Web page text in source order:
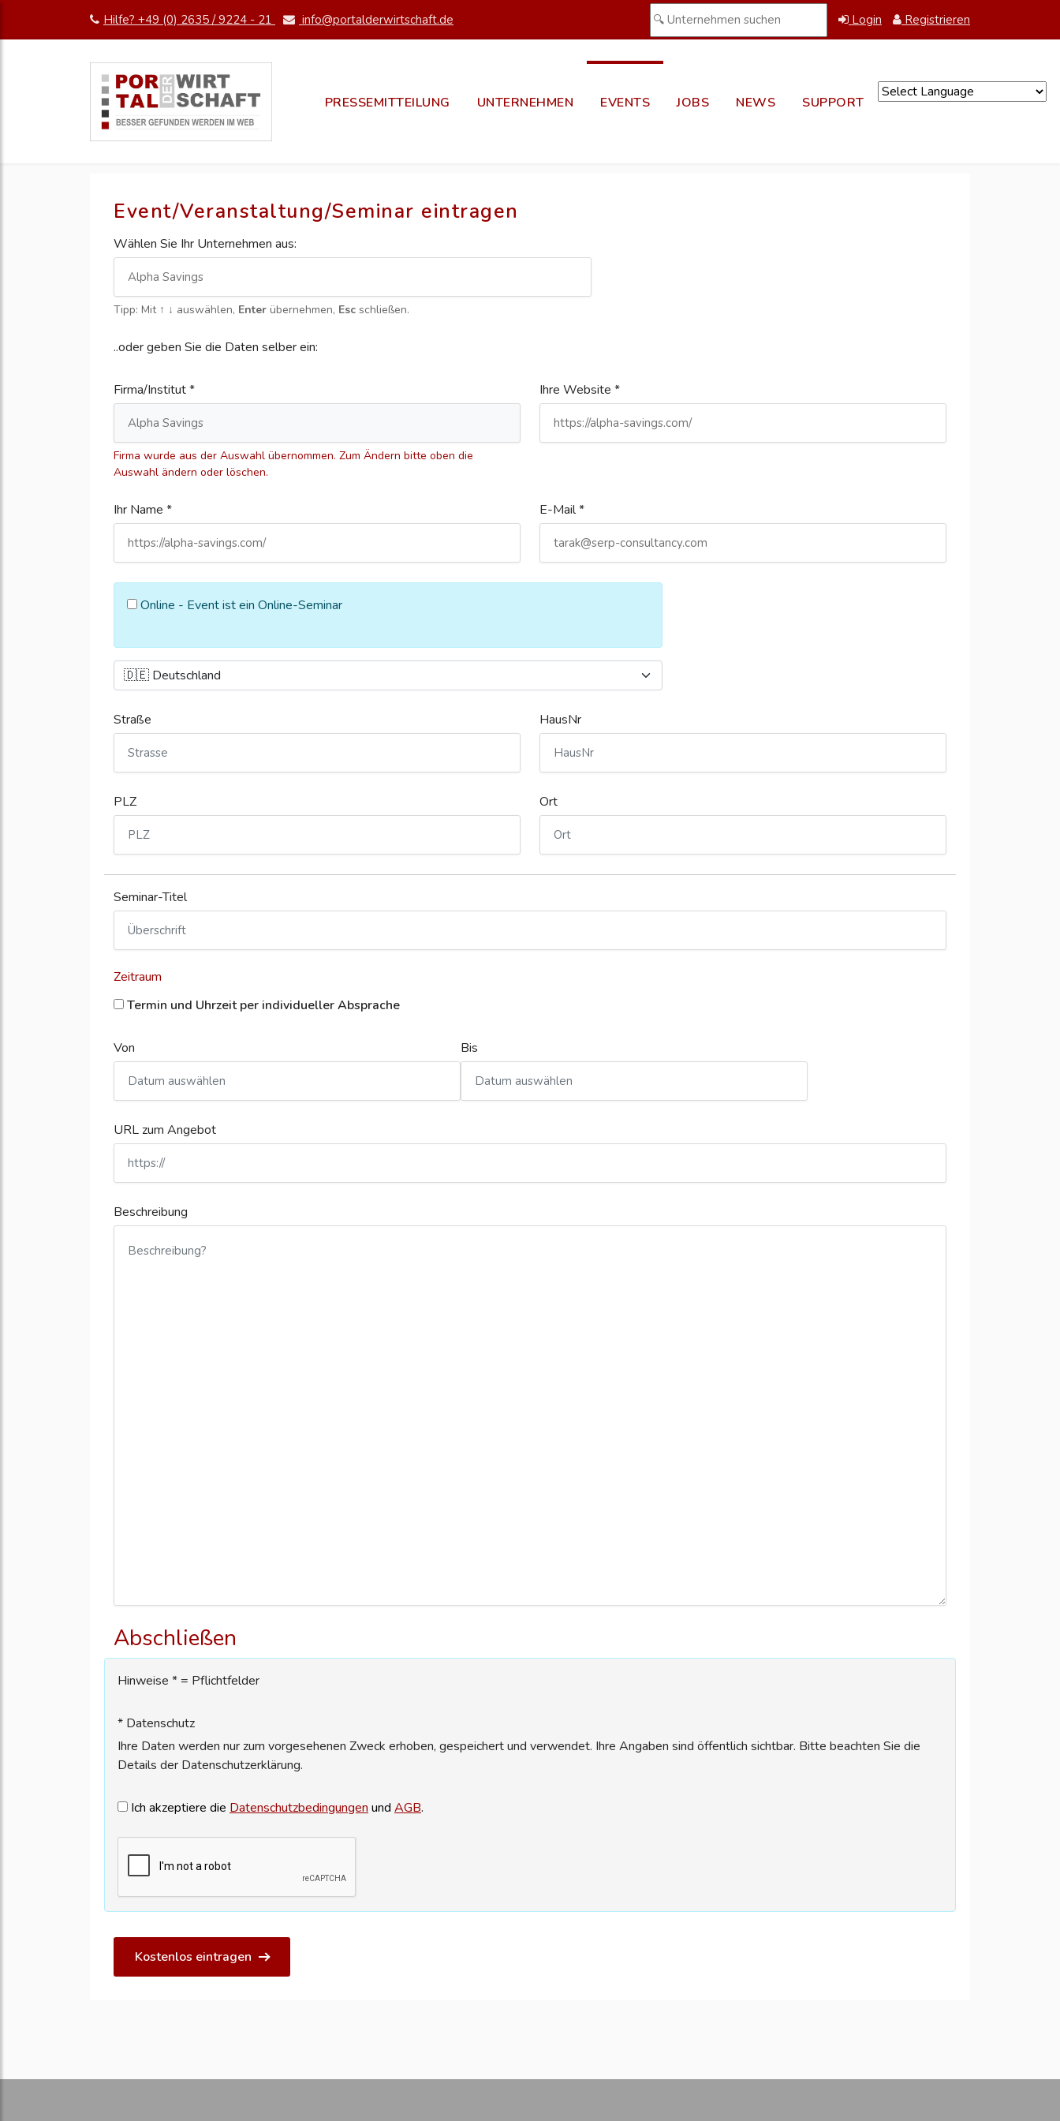
Hilfe? +49 (0) 2635 / 9224 - 21 info@portalderwirtschaft.de Login Registrieren
PRESSEMITTEILUNG UNTERNEHMEN EVENTS JOBS NEWS SUPPORT
Event/Veranstaltung/Seminar eintragen
Wählen Sie Ihr Unternehmen aus:
Tipp: Mit ↑ ↓ auswählen, Enter übernehmen, Esc schließen.
..oder geben Sie die Daten selber ein:
Firma/Institut *
Firma wurde aus der Auswahl übernommen. Zum Ändern bitte oben die
Auswahl ändern oder löschen.
Ihre Website *
Ihr Name * E-Mail *
Online - Event ist ein Online-Seminar
Straße HausNr
PLZ Ort
Seminar-Titel
Zeitraum
Termin und Uhrzeit per individueller Absprache
Von Bis
URL zum Angebot
Beschreibung
Abschließen
Hinweise * = Pflichtfelder
* Datenschutz
Ihre Daten werden nur zum vorgesehenen Zweck erhoben, gespeichert und verwendet. Ihre Angaben sind öffentlich sichtbar. Bitte beachten Sie die
Details der Datenschutzerklärung.
Ich akzeptiere die Datenschutzbedingungen und AGB.
Kostenlos eintragen